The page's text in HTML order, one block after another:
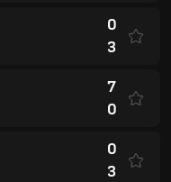
0
3
7
0
0
3